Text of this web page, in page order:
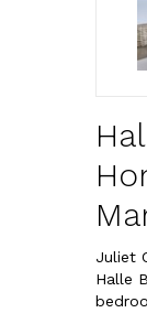
Juliet
Halle